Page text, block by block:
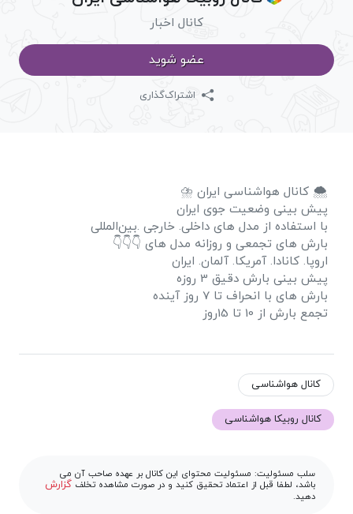
کانال اخبار
عضو شوید
اشتراک‌گذاری
🌨 کانال هواشناسی ایران ⛈️
پیش بینی وضعیت جوی ایران
با استفاده از مدل های داخلی. خارجی .بین‌المللی
بارش های تجمعی و روزانه مدل های 👇👇👇
اروپا. کانادا. آمریکا. آلمان. ایران
پیش بینی بارش دقیق 3 روزه
بارش های با انحراف تا 7 روز آینده
تجمع بارش از 10 تا 15روز
کانال هواشناسی
کانال روبیکا هواشناسی
سلب مسئولیت: مسئولیت محتوای این کانال بر عهده صاحب آن می
باشد، لطفا قبل از اعتماد تحقیق کنید و در صورت مشاهده تخلف گزارش
دهید.